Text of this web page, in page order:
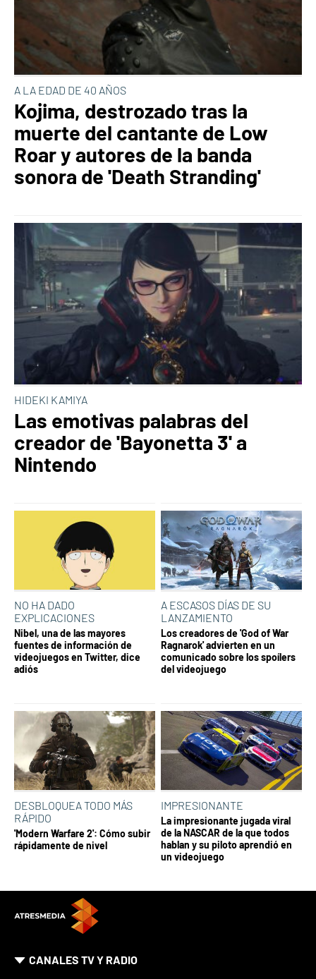
A LA EDAD DE 40 AÑOS
Kojima, destrozado tras la
muerte del cantante de Low
Roar y autores de la banda
sonora de 'Death Stranding'
HIDEKI KAMIYA
Las emotivas palabras del
creador de 'Bayonetta 3' a
Nintendo
NO HA DADO
EXPLICACIONES
Nibel, una de las mayores
fuentes de información de
videojuegos en Twitter, dice
adiós
A ESCASOS DÍAS DE SU
LANZAMIENTO
Los creadores de 'God of War
Ragnarok' advierten en un
comunicado sobre los spoílers
del videojuego
DESBLOQUEA TODO MÁS
RÁPIDO
'Modern Warfare 2': Cómo subir
rápidamente de nivel
IMPRESIONANTE
La impresionante jugada viral
de la NASCAR de la que todos
hablan y su piloto aprendió en
un videojuego
CANALES TV Y RADIO